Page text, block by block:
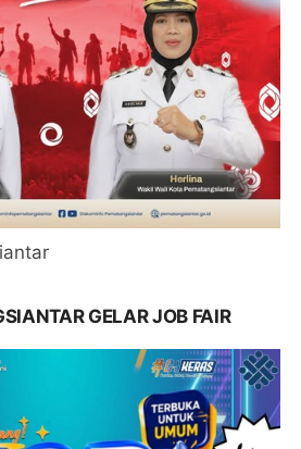
GELAR JOB FAIR